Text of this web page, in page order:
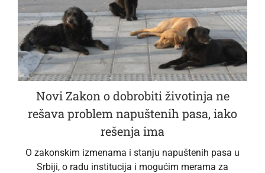
Novi Zakon o dobrobiti životinja ne
rešava problem napuštenih pasa, iako
rešenja ima
O zakonskim izmenama i stanju napuštenih pasa u
Srbiji, o radu institucija i mogućim merama za